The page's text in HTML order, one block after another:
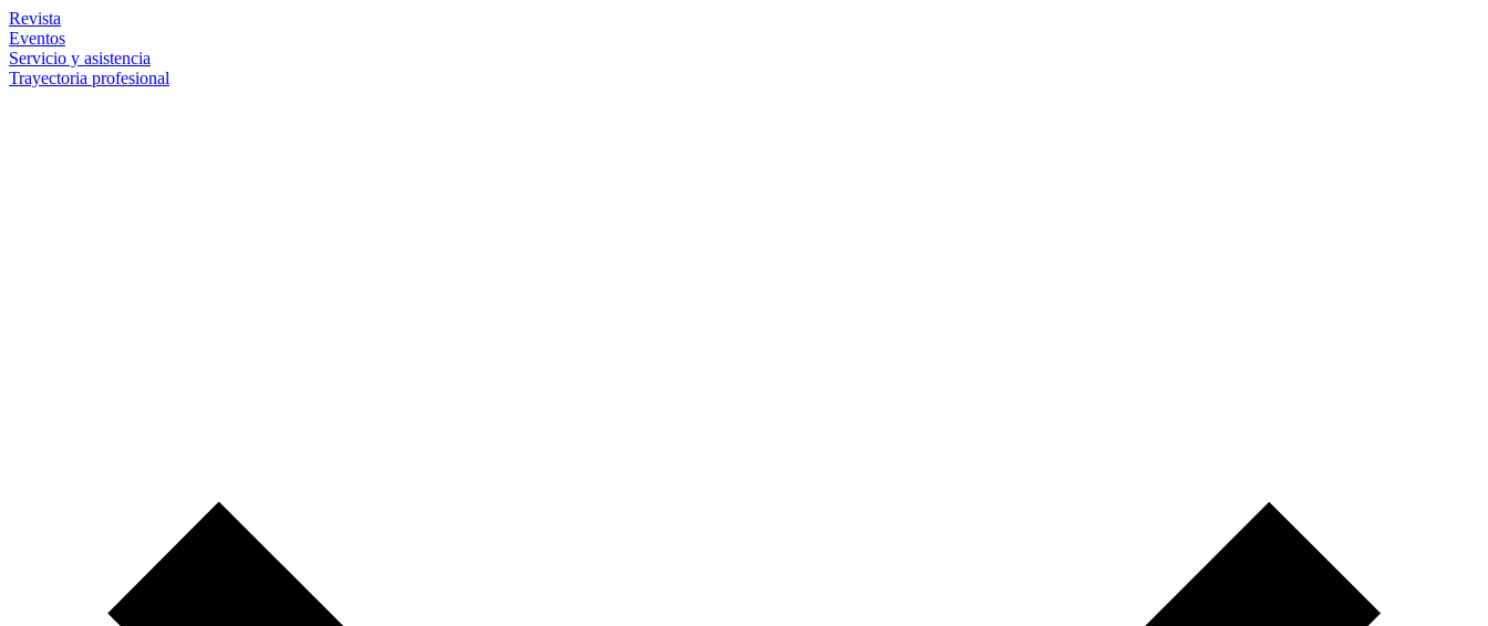
Revista
Eventos
Servicio y asistencia
Trayectoria profesional